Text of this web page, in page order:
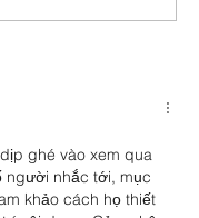
ghé vào xem qua
người nhắc tới, mục
khảo cách họ thiết